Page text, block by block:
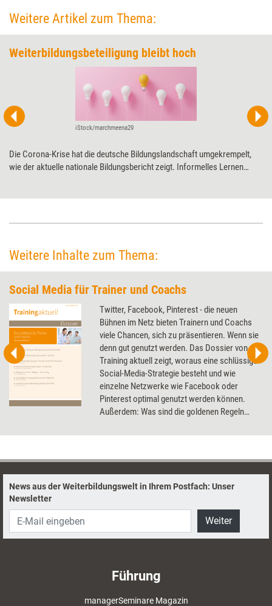
Weitere Artikel zum Thema:
Weiterbildungsbeteiligung bleibt hoch
iStock/marchmeena29
Die Corona-Krise hat die deutsche Bildungslandschaft umgekrempelt,
wie der aktuelle nationale Bildungsbericht zeigt. Informelles Lernen
Weitere Inhalte zum Thema:
Social Media für Trainer und Coachs
Twitter, Facebook, Pinterest - die neuen
Bühnen im Netz bieten Trainern und Coachs
viele Chancen, sich zu präsentieren. Wenn sie
denn gut genutzt werden. Das Dossier von
Training aktuell zeigt, woraus eine schlüssige
Social-Media-Strategie besteht und wie
einzelne Netzwerke wie Facebook oder
Pinterest optimal genutzt werden können.
Außerdem: Was sind die goldenen Regeln
mich mit einer Videobotschaft ideal in Szene?
News aus der Weiterbildungswelt in Ihrem Postfach: Unser
Newsletter
Weiter
Führung
managerSeminare Magazin